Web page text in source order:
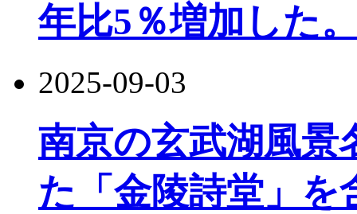
年比5％増加した
2025-09-03
南京の玄武湖風景
た「金陵詩堂」を